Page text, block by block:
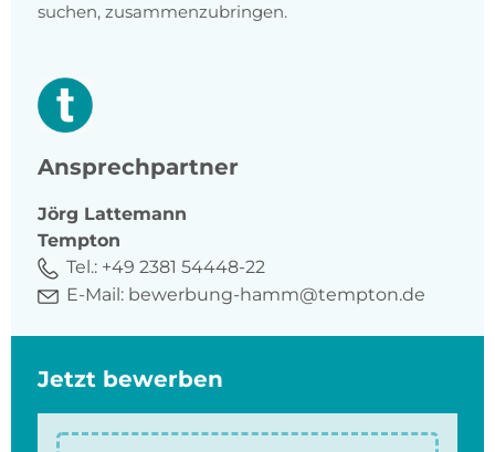
suchen, zusammenzubringen.
Ansprechpartner
Jörg Lattemann
Tempton
Tel.: +49 2381 54448-22
E-Mail: bewerbung-hamm@tempton.de
Jetzt bewerben